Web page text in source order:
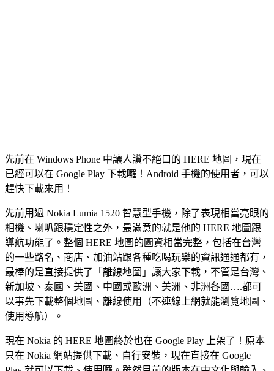
先前在 Windows Phone 中讓人讚不絕口的 HERE 地圖，現在
已經可以在 Google Play 下載囉！Android 手機的使用者，可以
趕快下載來用！
先前用過 Nokia Lumia 1520 智慧型手機，除了表現相當亮眼的
相機、喇叭跟穩定性之外，最滿意的就是他的 HERE 地圖跟
導航功能了。整個 HERE 地圖的圖資相當完整，包括在台灣
的一些路名、商店、加油站跟各種吃喝玩樂的資訊通通都有，
最棒的是直接提供了「離線地圖」讓大家下載，不管是台灣、
新加坡、泰國、美國、中國或歐洲、美洲、非洲各國….都可
以事先下載整個地圖、離線使用（不連線上網就能瀏覽地圖、
使用導航）。
現在 Nokia 的 HERE 地圖終於也在 Google Play 上架了！原本
只在 Nokia 網站提供下載、自行安裝，現在直接在 Google